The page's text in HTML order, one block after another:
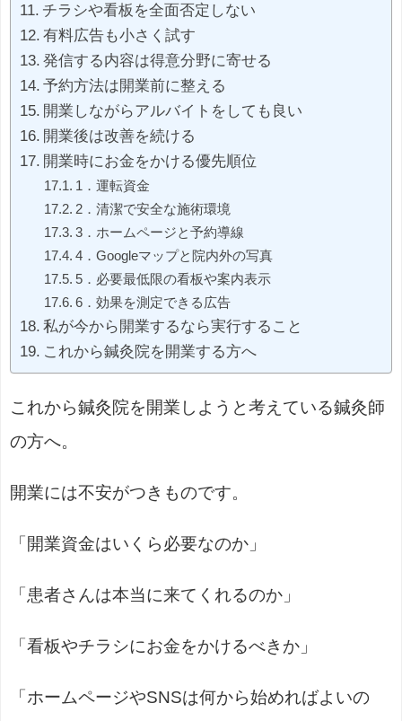
チラシや看板を全面否定しない
有料広告も小さく試す
発信する内容は得意分野に寄せる
予約方法は開業前に整える
開業しながらアルバイトをしても良い
開業後は改善を続ける
開業時にお金をかける優先順位
1．運転資金
2．清潔で安全な施術環境
3．ホームページと予約導線
4．Googleマップと院内外の写真
5．必要最低限の看板や案内表示
6．効果を測定できる広告
私が今から開業するなら実行すること
これから鍼灸院を開業する方へ
これから鍼灸院を開業しようと考えている鍼灸師
の方へ。
開業には不安がつきものです。
「開業資金はいくら必要なのか」
「患者さんは本当に来てくれるのか」
「看板やチラシにお金をかけるべきか」
「ホームページやSNSは何から始めればよいの